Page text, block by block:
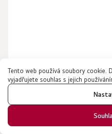
Tento web používá soubory cookie.
vyjadřujete souhlas s jejich
55" LG OLED evo AI G5
stojanem |